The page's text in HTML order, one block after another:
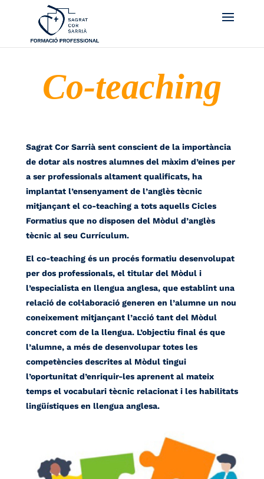
Co-teaching
Sagrat Cor Sarrià sent conscient de la importància
de dotar als nostres alumnes del màxim d’eines per
a ser professionals altament qualificats, ha
implantat l’ensenyament de l’anglès tècnic
mitjançant el co-teaching a tots aquells Cicles
Formatius que no disposen del Mòdul d’anglès
tècnic al seu Currículum.
El co-teaching és un procés formatiu desenvolupat
per dos professionals, el titular del Mòdul i
l’especialista en llengua anglesa, que establint una
relació de col·laboració generen en l’alumne un nou
coneixement mitjançant l’acció tant del Mòdul
concret com de la llengua. L’objectiu final és que
l’alumne, a més de desenvolupar totes les
competències descrites al Mòdul tingui
l’oportunitat d’enriquir-les aprenent al mateix
temps el vocabulari tècnic relacionat i les habilitats
lingüístiques en llengua anglesa.